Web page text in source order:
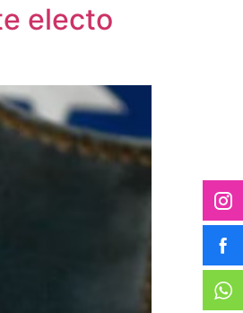
electo